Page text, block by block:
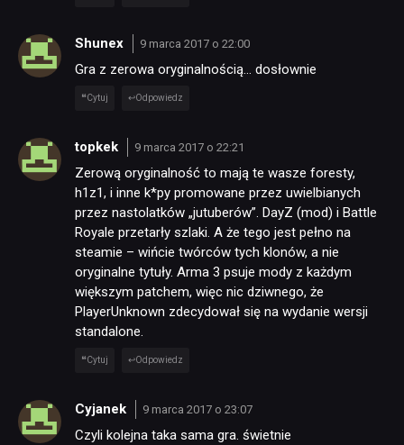
Shunex 9 marca 2017 o 22:00
Gra z zerowa oryginalnością… dosłownie
Cytuj Odpowiedz
topkek 9 marca 2017 o 22:21
Zerową oryginalność to mają te wasze foresty,
h1z1, i inne k*py promowane przez uwielbianych
przez nastolatków „jutuberów”. DayZ (mod) i Battle
Royale przetarły szlaki. A że tego jest pełno na
steamie – wińcie twórców tych klonów, a nie
oryginalne tytuły. Arma 3 psuje mody z każdym
większym patchem, więc nic dziwnego, że
PlayerUnknown zdecydował się na wydanie wersji
standalone.
Cytuj Odpowiedz
Cyjanek 9 marca 2017 o 23:07
Czyli kolejna taka sama gra. świetnie